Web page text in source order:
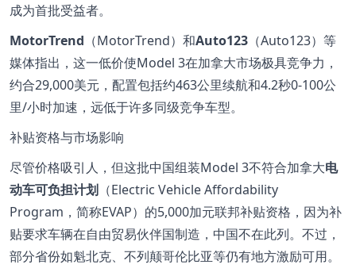
成为首批受益者。
MotorTrend （MotorTrend）和Auto123 （Auto123）等
媒体指出，这一低价使Model 3在加拿大市场极具竞争力，
约合29,000美元，配置包括约463公里续航和4.2秒0-100公
里/小时加速，远低于许多同级竞争车型。
补贴资格与市场影响
尽管价格吸引人，但这批中国组装Model 3不符合加拿大电
动车可负担计划 （Electric Vehicle Affordability
Program，简称EVAP）的5,000加元联邦补贴资格，因为补
贴要求车辆在自由贸易伙伴国制造，中国不在此列。不过，
部分省份如魁北克、不列颠哥伦比亚等仍有地方激励可用。